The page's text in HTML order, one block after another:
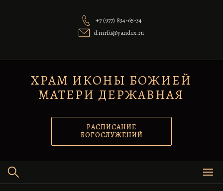
+7 (977) 834-65-34
d.mrfu@yandex.ru
ХРАМ ИКОНЫ БОЖИЕЙ
МАТЕРИ ДЕРЖАВНАЯ
РАСПИСАНИЕ
БОГОСЛУЖЕНИЙ